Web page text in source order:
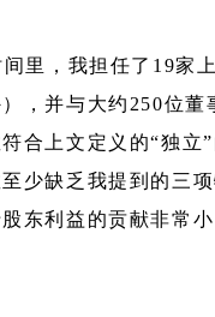
里，我担任了19家
），并与大约250位董
合上文定义的“独立
少缺乏我提到的三项
东利益的贡献非常